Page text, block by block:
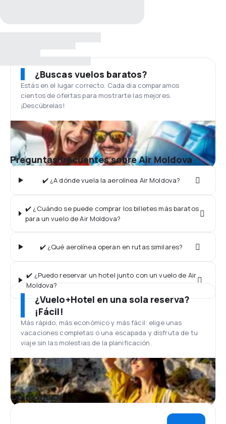
¿Buscas vuelos baratos?
Estás en el lugar correcto. Cada día comparamos
cientos de ofertas para mostrarte las mejores.
¡Descúbrelas!
Preguntas frecuentes sobre Air Moldova
✔️ ¿A dónde vuela la aerolínea Air Moldova?
✔️ ¿Cuándo se puede comprar los billetes más baratos
para un vuelo de Air Moldova?
✔️ ¿Qué aerolínea operan en rutas similares?
✔️ ¿Puedo reservar un hotel junto con un vuelo de Air
Moldova?
¿Vuelo+Hotel en una sola reserva?
¡Fácil!
Más rápido, más económico y más fácil: elige unas
vacaciones completas o una escapada y disfruta de tu
viaje sin las molestias de la planificación.
Opiniones